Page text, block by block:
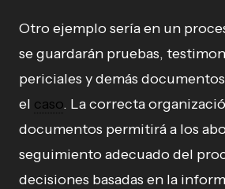
Otro ejemplo sería en un
se guardarán pruebas,
periciales y demás
el caso. La correcta
documentos permitirá a los
seguimiento adecuado del
decisiones basadas en la